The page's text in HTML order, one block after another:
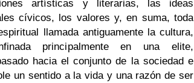
artísticas y literarias, las ideas
cívicos, los valores y, en suma, toda
llamada antiguamente la cultura,
principalmente en una elite,
hacia el conjunto de la sociedad e
un sentido a la vida y una razón de ser